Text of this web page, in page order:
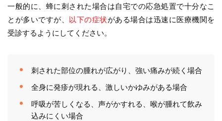
一般的に、蜂に刺された場合は自宅での応急処置で十分なこ
とが多いですが、 以下の症状がある場合は迅速に医療機関を
受診するようにしてください。
刺された部位の腫れが広がり、強い痛みが続く場合
全身に発疹が現れる、激しいかゆみがある場合
呼吸が苦しくなる、声がかすれる、喉が腫れて飲み
込みにくい場合